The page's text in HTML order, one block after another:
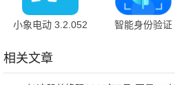
小象电动 3.2.052
智能身份验证
相关文章